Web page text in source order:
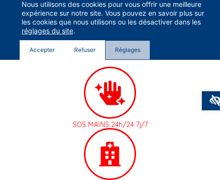
Groupe Vivalto Santé
Entre nous, la vie
SOS MAINS 24h/24 7j/7
Nous utilisons des cookies pour vous offrir une meilleure
expérience sur notre site. Vous pouvez en savoir plus sur
les cookies que nous utilisons ou les désactiver dans les
réglages du site.
Accepter Refuser Réglages